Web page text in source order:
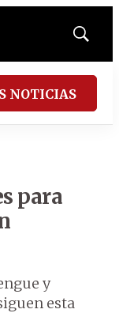
Mostrar
NOTICIAS
para
y
esta